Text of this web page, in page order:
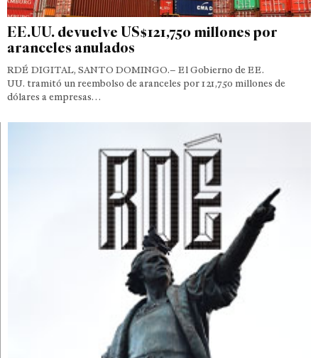
EE.UU. devuelve US$121,750 millones por
aranceles anulados
RDÉ DIGITAL, SANTO DOMINGO.– El Gobierno de EE.
UU. tramitó un reembolso de aranceles por 121,750 millones de
dólares a empresas…